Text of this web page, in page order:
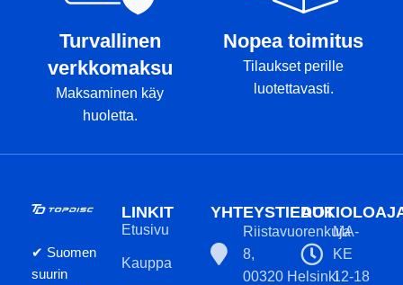
Turvallinen
verkkomaksu
Maksaminen käy
huoletta.
Nopea toimitus
Tilaukset perille
luotettavasti.
✔ Suomen
suurin
LINKIT
Etusivu
Kauppa
YHTEYSTIEDOT
Riistavuorenkuja
8,
00320 Helsinki
MA-
KE
12-18